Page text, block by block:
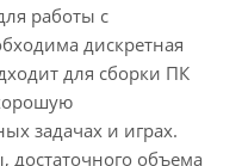
работы с
дискретная
для сборки ПК
задачах и играх.
объема